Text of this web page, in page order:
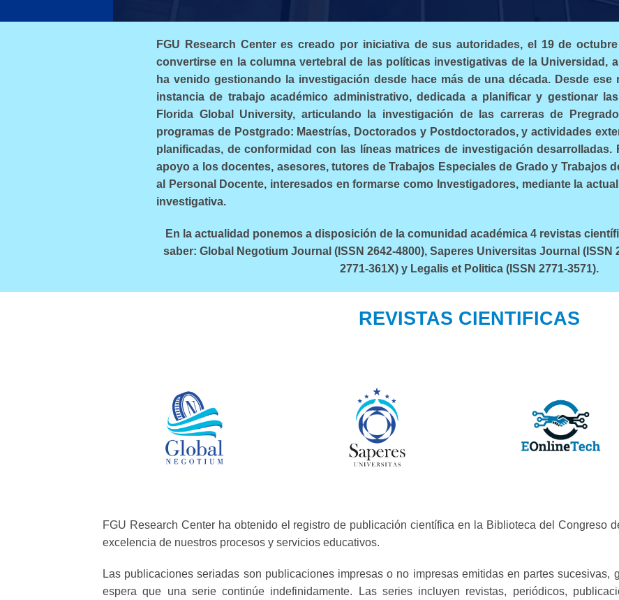
FGU Research Center es creado por iniciativa de sus autoridades, el 19 de
convertirse en la columna vertebral de las políticas investigativas de la Universidad,
ha venido gestionando la investigación desde hace más de una década. Desde ese
instancia de trabajo académico administrativo, dedicada a planificar y gestionar
Florida Global University, articulando la investigación de las carreras de
programas de Postgrado: Maestrías, Doctorados y Postdoctorados, y actividades
planificadas, de conformidad con las líneas matrices de investigación desarrolladas.
apoyo a los docentes, asesores, tutores de Trabajos Especiales de Grado y Trabajos
al Personal Docente, interesados en formarse como Investigadores, mediante la
investigativa.
En la actualidad ponemos a disposición de la comunidad académica 4 revistas
saber: Global Negotium Journal (ISSN 2642-4800), Saperes Universitas Journal (ISSN
2771-361X) y Legalis et Politica (ISSN 2771-3571).
REVISTAS CIENTIFICAS
FGU Research Center ha obtenido el registro de publicación científica en la Biblioteca del Congreso
excelencia de nuestros procesos y servicios educativos.
Las publicaciones seriadas son publicaciones impresas o no impresas emitidas en partes sucesivas,
espera que una serie continúe indefinidamente. Las series incluyen revistas, periódicos,